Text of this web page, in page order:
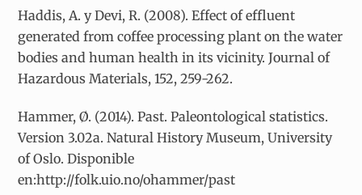
Haddis, A. y Devi, R. (2008). Effect of effluent
generated from coffee processing plant on the water
bodies and human health in its vicinity. Journal of
Hazardous Materials, 152, 259-262.
Hammer, Ø. (2014). Past. Paleontological statistics.
Version 3.02a. Natural History Museum, University
of Oslo. Disponible
en:http://folk.uio.no/ohammer/past